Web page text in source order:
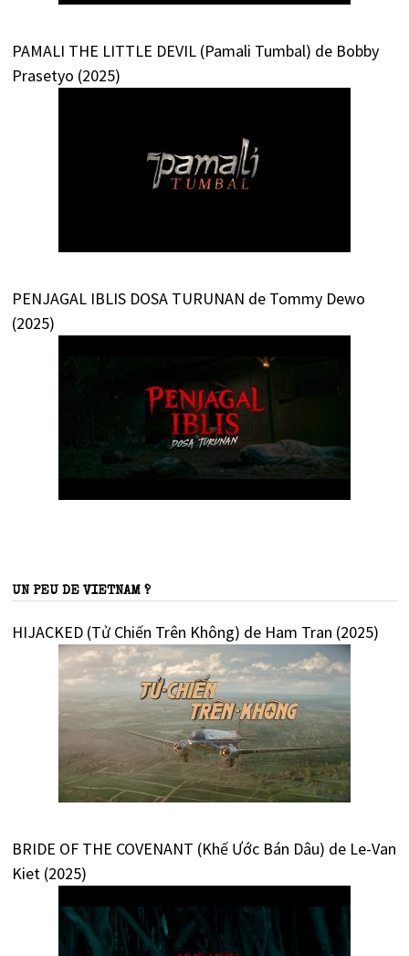
PAMALI THE LITTLE DEVIL (Pamali Tumbal) de Bobby
Prasetyo (2025)
PENJAGAL IBLIS DOSA TURUNAN de Tommy Dewo
(2025)
UN PEU DE VIETNAM ?
HIJACKED (Tử Chiến Trên Không) de Ham Tran (2025)
BRIDE OF THE COVENANT (Khế Ước Bán Dâu) de Le-Van
Kiet (2025)